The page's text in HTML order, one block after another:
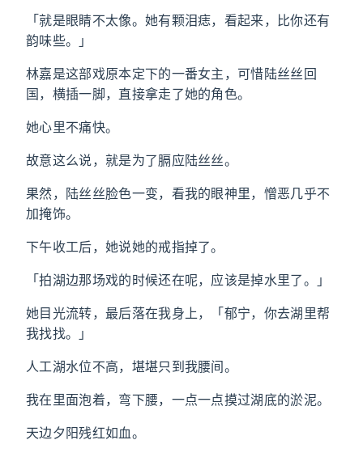
「就是眼睛不太像。她有颗泪痣，看起来，比你还有
韵味些。」
林嘉是这部戏原本定下的一番女主，可惜陆丝丝回
国，横插一脚，直接拿走了她的角色。
她心里不痛快。
故意这么说，就是为了膈应陆丝丝。
果然，陆丝丝脸色一变，看我的眼神里，憎恶几乎不
加掩饰。
下午收工后，她说她的戒指掉了。
「拍湖边那场戏的时候还在呢，应该是掉水里了。」
她目光流转，最后落在我身上，「郁宁，你去湖里帮
我找找。」
人工湖水位不高，堪堪只到我腰间。
我在里面泡着，弯下腰，一点一点摸过湖底的淤泥。
天边夕阳残红如血。